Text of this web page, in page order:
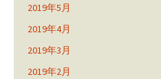
2019年5月
2019年4月
2019年3月
2019年2月